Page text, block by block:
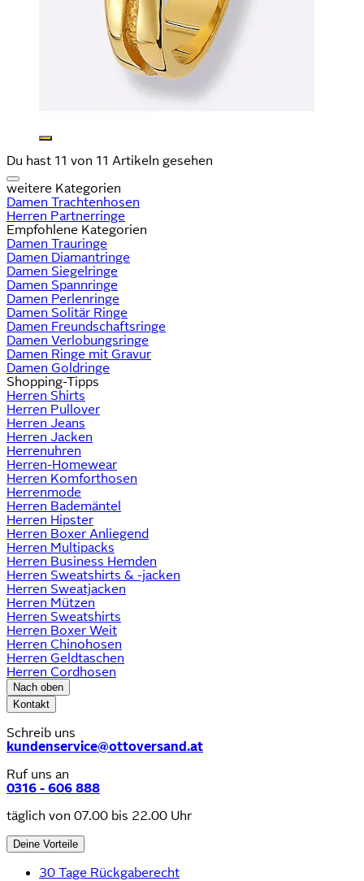
Du hast 11 von 11 Artikeln gesehen
weitere Kategorien
Damen Trachtenhosen
Herren Partnerringe
Empfohlene Kategorien
Damen Trauringe
Damen Diamantringe
Damen Siegelringe
Damen Spannringe
Damen Perlenringe
Damen Solitär Ringe
Damen Freundschaftsringe
Damen Verlobungsringe
Damen Ringe mit Gravur
Damen Goldringe
Shopping-Tipps
Herren Shirts
Herren Pullover
Herren Jeans
Herren Jacken
Herrenuhren
Herren-Homewear
Herren Komforthosen
Herrenmode
Herren Bademäntel
Herren Hipster
Herren Boxer Anliegend
Herren Multipacks
Herren Business Hemden
Herren Sweatshirts & -jacken
Herren Sweatjacken
Herren Mützen
Herren Sweatshirts
Herren Boxer Weit
Herren Chinohosen
Herren Geldtaschen
Herren Cordhosen
Nach oben
Kontakt
Schreib uns
kundenservice@ottoversand.at
Ruf uns an
0316 - 606 888
täglich von 07.00 bis 22.00 Uhr
Deine Vorteile
30 Tage Rückgaberecht